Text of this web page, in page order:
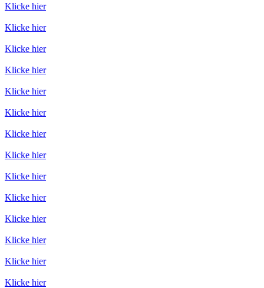
Klicke hier
Klicke hier
Klicke hier
Klicke hier
Klicke hier
Klicke hier
Klicke hier
Klicke hier
Klicke hier
Klicke hier
Klicke hier
Klicke hier
Klicke hier
Klicke hier